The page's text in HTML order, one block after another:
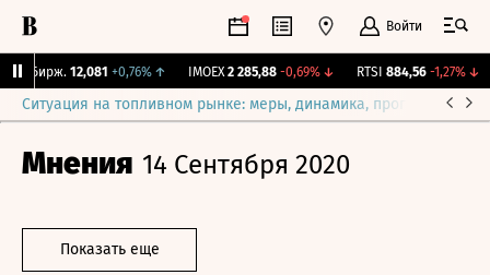
Войти
Бирж. 12,081 +0,76%↑ IMOEX 2 285,88 -0,69%↓ RTSI 884,56 -1,27%↓
Ситуация на топливном рынке: меры, динамика, прогнозы
Мнения 14 Сентября 2020
Показать еще